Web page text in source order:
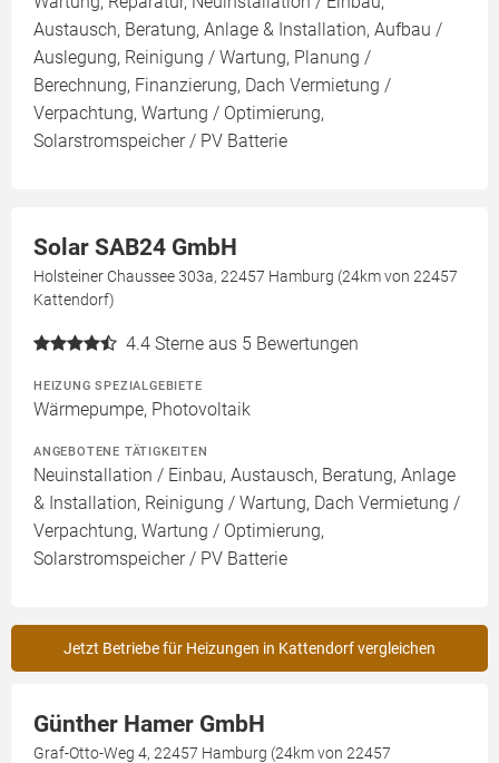
Austausch, Beratung, Anlage & Installation, Aufbau /
Auslegung, Reinigung / Wartung, Planung /
Berechnung, Finanzierung, Dach Vermietung /
Verpachtung, Wartung / Optimierung,
Solarstromspeicher / PV Batterie
Solar SAB24 GmbH
Holsteiner Chaussee 303a, 22457 Hamburg (24km von 22457
Kattendorf)
4.4 Sterne aus 5 Bewertungen
HEIZUNG SPEZIALGEBIETE
Wärmepumpe, Photovoltaik
ANGEBOTENE TÄTIGKEITEN
Neuinstallation / Einbau, Austausch, Beratung, Anlage
& Installation, Reinigung / Wartung, Dach Vermietung /
Verpachtung, Wartung / Optimierung,
Solarstromspeicher / PV Batterie
Jetzt Betriebe für Heizungen in Kattendorf vergleichen
Günther Hamer GmbH
Graf-Otto-Weg 4, 22457 Hamburg (24km von 22457